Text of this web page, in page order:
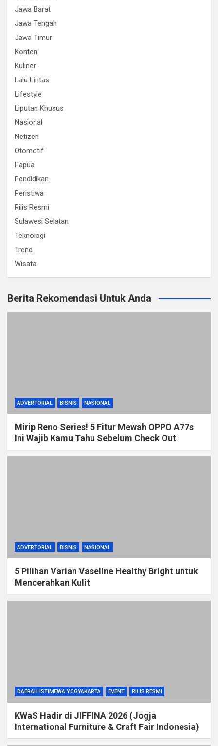
Jawa Barat
Jawa Tengah
Jawa Timur
Konten
Kuliner
Lalu Lintas
Lifestyle
Liputan Khusus
Nasional
Netizen
Otomotif
Papua
Pendidikan
Peristiwa
Rilis Resmi
Sulawesi Selatan
Teknologi
Trend
Wisata
Berita Rekomendasi Untuk Anda
ADVERTORIAL BISNIS NASIONAL
Mirip Reno Series! 5 Fitur Mewah OPPO A77s
Ini Wajib Kamu Tahu Sebelum Check Out
ADVERTORIAL BISNIS NASIONAL
5 Pilihan Varian Vaseline Healthy Bright untuk
Mencerahkan Kulit
DAERAH ISTIMEWA YOGYAKARTA EVENT RILIS RESMI
KWaS Hadir di JIFFINA 2026 (Jogja
International Furniture & Craft Fair Indonesia)